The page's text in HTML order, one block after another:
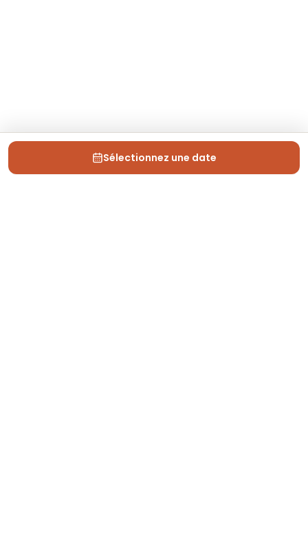
Sélectionnez une date